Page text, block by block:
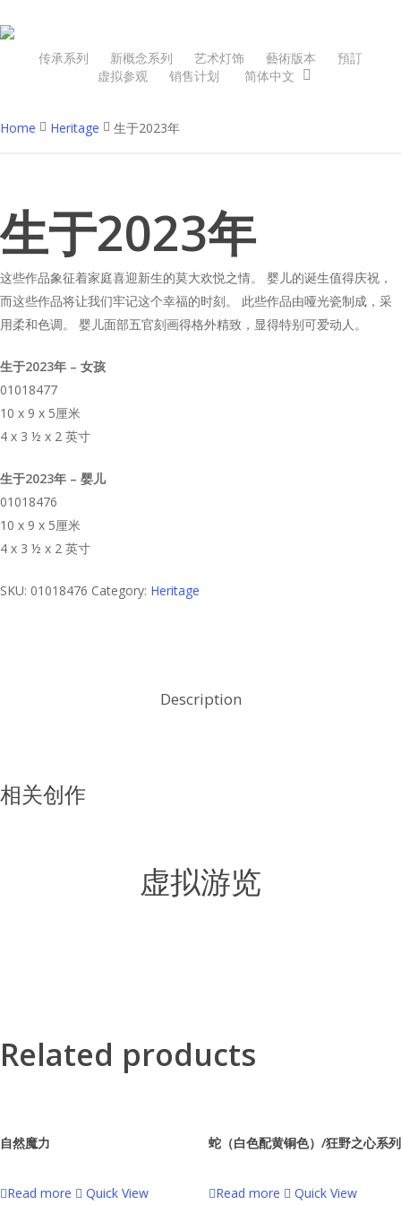
to
传承系列 新概念系列 艺术灯饰 藝術版本
預訂
虚拟参观
销售计划 简体中文
Home Heritage 生于2023年
生于2023年
这些作品象征着家庭喜迎新生的莫大欢悦之情。 婴儿的诞生值得庆祝，
而这些作品将让我们牢记这个幸福的时刻。 此些作品由哑光瓷制成，采
用柔和色调。 婴儿面部五官刻画得格外精致，显得特别可爱动人。
生于2023年 – 女孩
01018477
10 x 9 x 5厘米
4 x 3 ½ x 2 英寸
生于2023年 – 婴儿
01018476
10 x 9 x 5厘米
4 x 3 ½ x 2 英寸
SKU: 01018476 Category: Heritage
Description
相关创作
虚拟游览
Related products
自然魔力
Read more Quick View
蛇（白色配黄铜色）/狂野之心系列
Read more Quick View